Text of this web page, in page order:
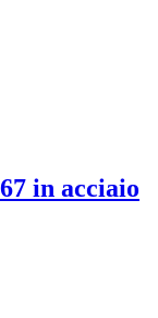
in acciaio